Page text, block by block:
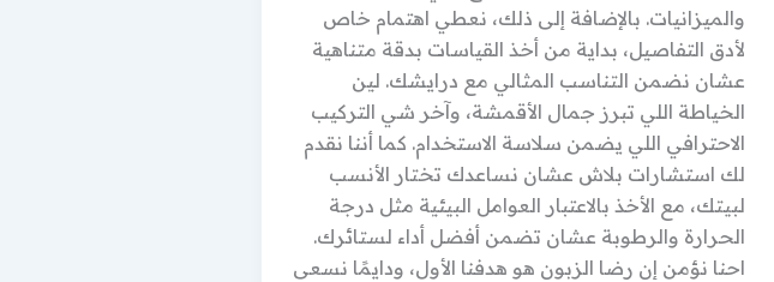
والميزانيات. بالإضافة إلى ذلك، نعطي اهتمام خاص
لأدق التفاصيل، بداية من أخذ القياسات بدقة متناهية
عشان نضمن التناسب المثالي مع درايشك. لين
الخياطة اللي تبرز جمال الأقمشة، وآخر شي التركيب
الاحترافي اللي يضمن سلاسة الاستخدام. كما أننا نقدم
لك استشارات بلاش عشان نساعدك تختار الأنسب
لبيتك، مع الأخذ بالاعتبار العوامل البيئية مثل درجة
الحرارة والرطوبة عشان تضمن أفضل أداء لستائرك.
احنا نؤمن إن رضا الزبون هو هدفنا الأول، ودايمًا نسعى